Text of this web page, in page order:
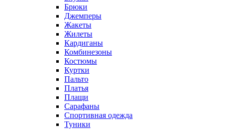
Брюки
Джемперы
Жакеты
Жилеты
Кардиганы
Комбинезоны
Костюмы
Куртки
Пальто
Платья
Плащи
Сарафаны
Спортивная одежда
Туники